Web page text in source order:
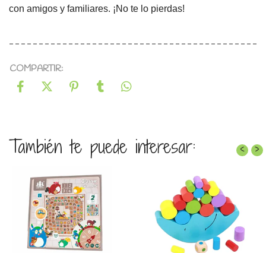
con amigos y familiares. ¡No te lo pierdas!
COMPARTIR:
También te puede interesar: ‹ ›